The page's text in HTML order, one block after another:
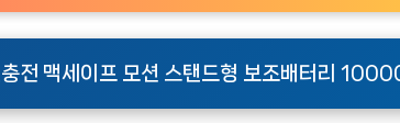
전 맥세이프 모션 스탠드형 보조배터리